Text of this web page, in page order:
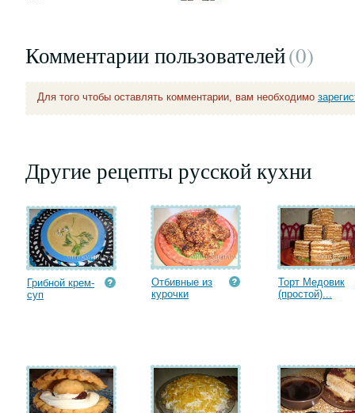
Комментарии пользователей(0)
Для того чтобы оставлять комментарии, вам необходимо
Другие рецепты русской кухни
Грибной крем-
суп
Отбивные из
курочки
Торт Медовик
(простой)...